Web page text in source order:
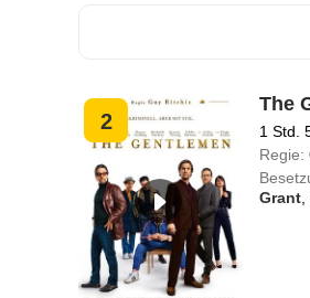
2
The
1 Std.
Regie:
Grant,